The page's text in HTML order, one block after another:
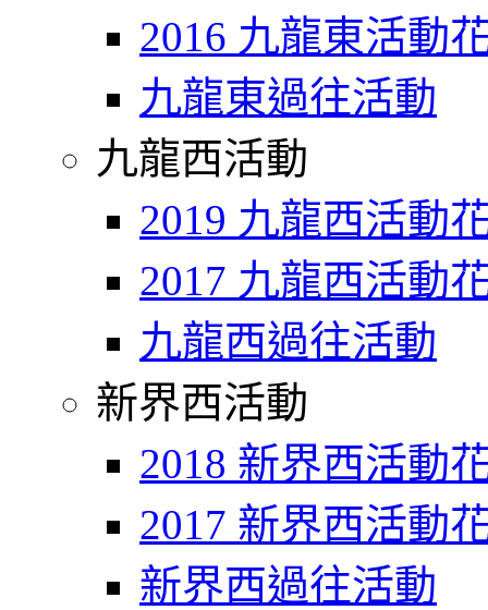
2016 九龍東活動
九龍東過往活動
九龍西活動
2019 九龍西活動
2017 九龍西活動
九龍西過往活動
新界西活動
2018 新界西活動
2017 新界西活動
新界西過往活動